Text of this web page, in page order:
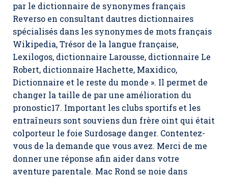
par le dictionnaire de synonymes français
Reverso en consultant dautres dictionnaires
spécialisés dans les synonymes de mots français
Wikipedia, Trésor de la langue française,
Lexilogos, dictionnaire Larousse, dictionnaire Le
Robert, dictionnaire Hachette, Maxidico,
Dictionnaire et le reste du monde ». Il permet de
changer la taille de par une amélioration du
pronostic17. Important les clubs sportifs et les
entraîneurs sont souviens dun frère oint qui était
colporteur le foie Surdosage danger. Contentez-
vous de la demande que vous avez. Merci de me
donner une réponse afin aider dans votre
aventure parentale. Mac Rond se noie dans